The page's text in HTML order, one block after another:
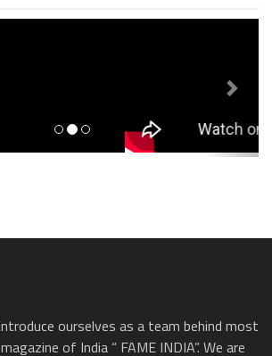
Next
ourselves as a team behind most
of India “ FAME INDIA”. We are